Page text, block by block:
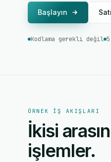
Başlayın
Kodlama gerekli değil
ÖRNEK IŞ AKIŞLARI
İkisi
işlemler.